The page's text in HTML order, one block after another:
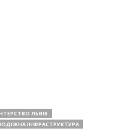
ЛЬВІВ
ІНФРАСТРУКТУРА